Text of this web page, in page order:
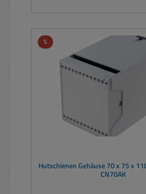
%Rabatt
Hutschienen Gehäuse 70 x 75 x
CN70AK